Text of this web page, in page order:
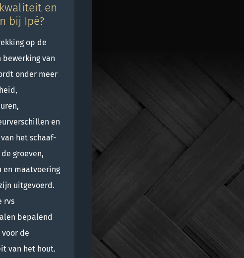
en
bij Ipé?
op de
van
onder meer
en
het schaaf-
groeven,
en maatvoering
uitgevoerd.
rvs
bepalend
de
van het hout.